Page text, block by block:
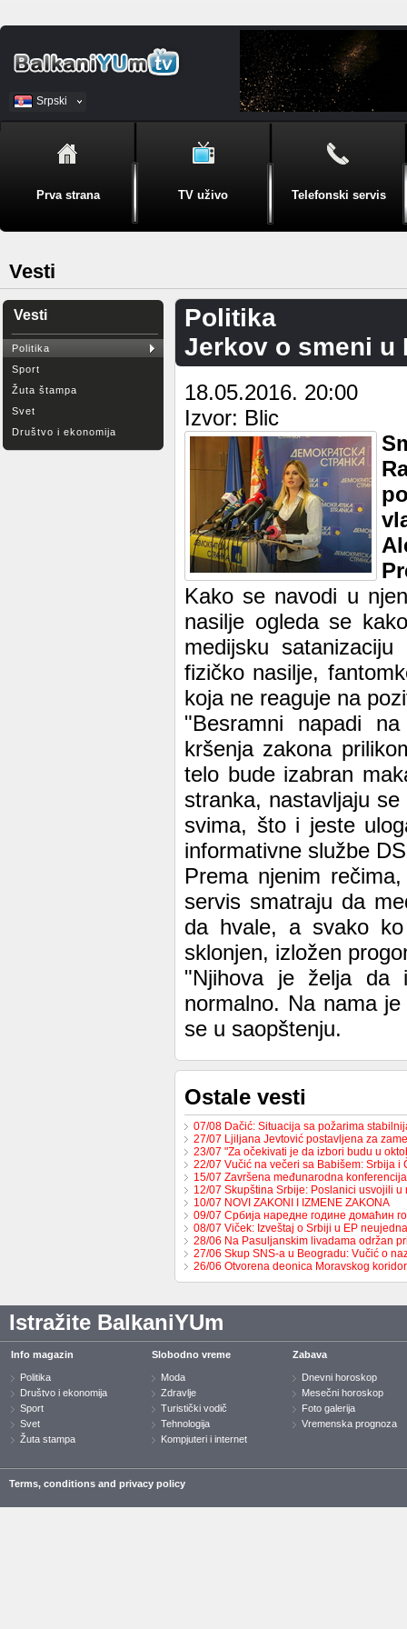
Srpski
BiH
Prva strana TV uživo Telefonski servis
Vesti
Vesti
Politika
Sport
Žuta štampa
Svet
Društvo i ekonomija
Politika
Jerkov o smeni u
18.05.2016. 20:00
Izvor: Blic
Kako se navodi u
nasilje ogleda se
medijsku
fizičko nasilje,
koja ne reaguje na
"Besramni napadi
kršenja zakona
telo bude izabran
stranka, nastavljaju
svima, što i jeste
informativne službe
Prema njenim
servis smatraju da
da hvale, a svako
sklonjen, izložen
"Njihova je želja da
normalno. Na nama
se u saopštenju.
Ostale vesti
07/08 Dačić: Situacija sa požarima
27/07 Ljiljana Jevtović postavljena za
23/07 "Za očekivati je da izbori budu u
22/07 Vučić na večeri sa Babišem: Srbija
15/07 Završena međunarodna
12/07 Skupština Srbije: Poslanici usvojili
10/07 NOVI ZAKONI I IZMENE ZAKONA
09/07 Србија наредне године домаћин
08/07 Viček: Izveštaj o Srbiji u EP
28/06 Na Pasuljanskim livadama održan
27/06 Skup SNS-a u Beogradu: Vučić o
26/06 Otvorena deonica Moravskog
Istražite BalkaniYUm
Info magazin
Politika
Društvo i ekonomija
Sport
Svet
Žuta stampa
Slobodno vreme
Moda
Zdravlje
Turistički vodič
Tehnologija
Kompjuteri i internet
Zabava
Dnevni horoskop
Mesečni horoskop
Foto galerija
Vremenska prognoza
Terms, conditions and privacy policy